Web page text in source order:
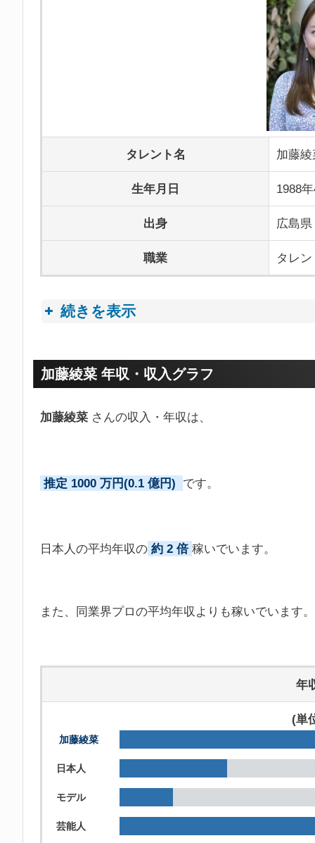
タレント名 加藤綾
生年月日 1988
出身 広島県
職業 タレン
続きを表示
プロフィールトピック
加藤綾菜 年収・収入グラフ
加藤綾菜 さんの収入・年収は、
推定 1000 万円(0.1 億円) です。
日本人の平均年収の 約 2 倍 稼いでいます。
また、同業界プロの平均年収よりも稼いでいます。
年
(単
加藤綾菜
日本人
モデル
芸能人